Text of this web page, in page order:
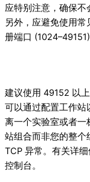
应特别注意，确保不
另外，应避免使用
册端口 (1024–49151)
建议使用 49152 以
可以通过配置工作站
离一个实验室或者一
站组合而非您的整个
TCP 异常。有关详
控制台。